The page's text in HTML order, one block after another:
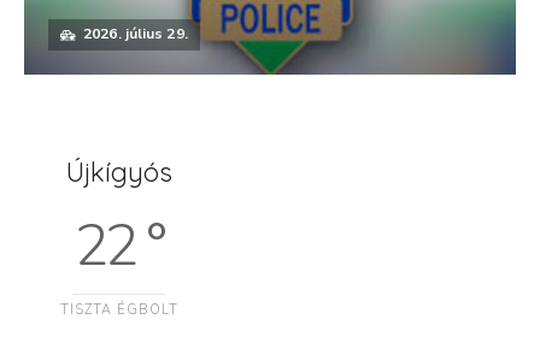
2026. július 29.
Újkígyós
22 °
TISZTA ÉGBOLT